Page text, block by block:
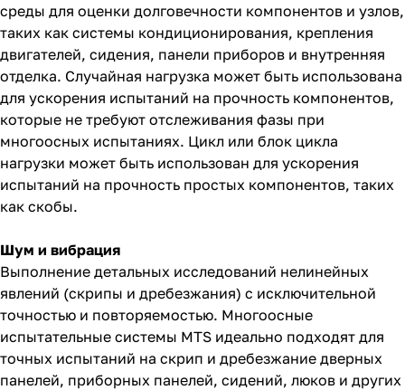
среды для оценки долговечности компонентов и узлов,
таких как системы кондиционирования, крепления
двигателей, сидения, панели приборов и внутренняя
отделка. Случайная нагрузка может быть использована
для ускорения испытаний на прочность компонентов,
которые не требуют отслеживания фазы при
многоосных испытаниях. Цикл или блок цикла
нагрузки может быть использован для ускорения
испытаний на прочность простых компонентов, таких
как скобы.
Шум и вибрация
Выполнение детальных исследований нелинейных
явлений (скрипы и дребезжания) с исключительной
точностью и повторяемостью. Многоосные
испытательные системы MTS идеально подходят для
точных испытаний на скрип и дребезжание дверных
панелей, приборных панелей, сидений, люков и других